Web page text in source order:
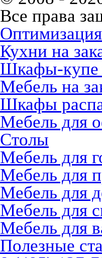
Все права
Кухни на
Шкафы-купе
Мебель на
Шкафы
Мебель для
Столы
Мебель для
Мебель для
Мебель для
Мебель для
Мебель для
Полезные